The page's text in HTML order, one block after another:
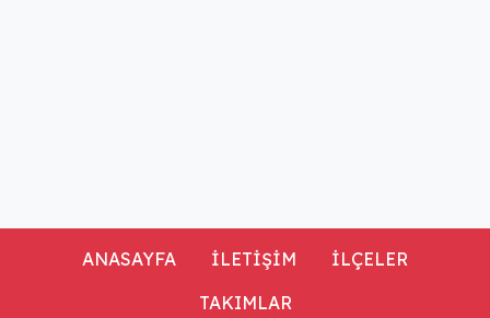
ANASAYFA İLETİŞİM
İLÇELER
TAKIMLAR